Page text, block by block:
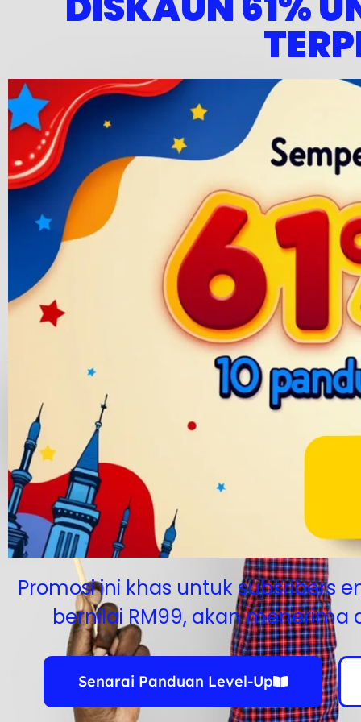
Promosi ini khas untuk subsribers
bernilai RM99, akan menerima
Senarai Panduan Level-Up